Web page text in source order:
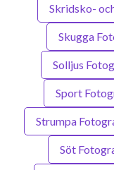
Skridsko-
Skugga
Solljus
Sport
Strumpa
Söt